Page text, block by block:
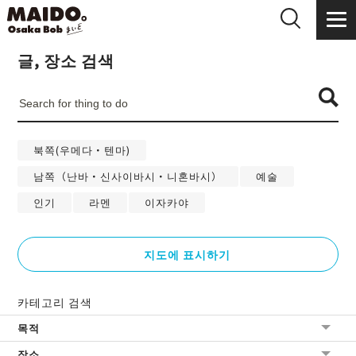
글, 장소 검색
북쪽(우메다・텐마)
남쪽（난바・신사이바시・니혼바시）
예술
인기
라멘 이자카야
지도에 표시하기
카테고리 검색
목적